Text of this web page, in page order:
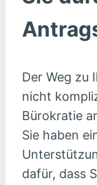
Der Weg zu
nicht
Bürokratie
Sie haben
dafür, dass